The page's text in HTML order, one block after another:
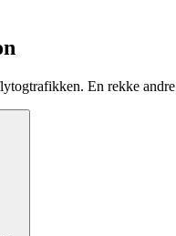
En rekke